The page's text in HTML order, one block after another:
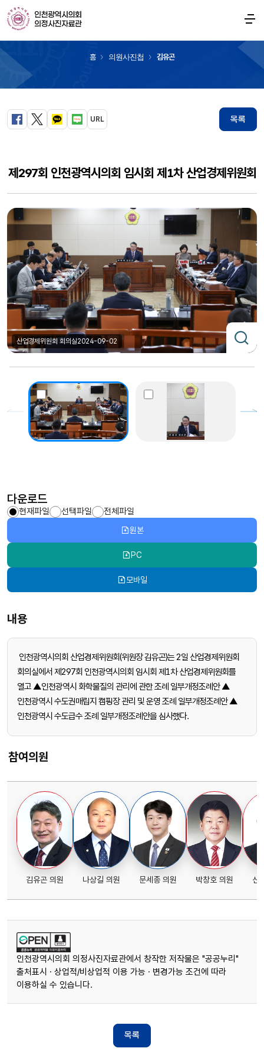
홈 의원사진첩 김유곤
페이스북
트위터카카오톡블로그
URL 목록
제297회 인천광역시의회 임시회 제1차 산업경제위원회
산업경제위원회 회의실2024-09-02
다운로드
현재파일 선택파일 전체파일
원본
PC
모바일
내용
인천광역시의회 산업경제위원회(위원장 김유곤)는 2일 산업경제위원회
회의실에서 제297회 인천광역시의회 임시회 제1차 산업경제위원회를
열고 ▲인천광역시 화학물질의 관리에 관한 조례 일부개정조례안 ▲
인천광역시 수도권매립지 캠핑장 관리 및 운영 조례 일부개정조례안 ▲
인천광역시 수도급수 조례 일부개정조례안을 심사했다.
참여의원
김유곤 의원 나상길 의원 문세종 의원 박창호 의원 신
인천광역시의회 의정사진자료관에서 창작한 저작물은 "공공누리"
출처표시 · 상업적/비상업적 이용 가능 · 변경가능 조건에 따라
이용하실 수 있습니다.
목록